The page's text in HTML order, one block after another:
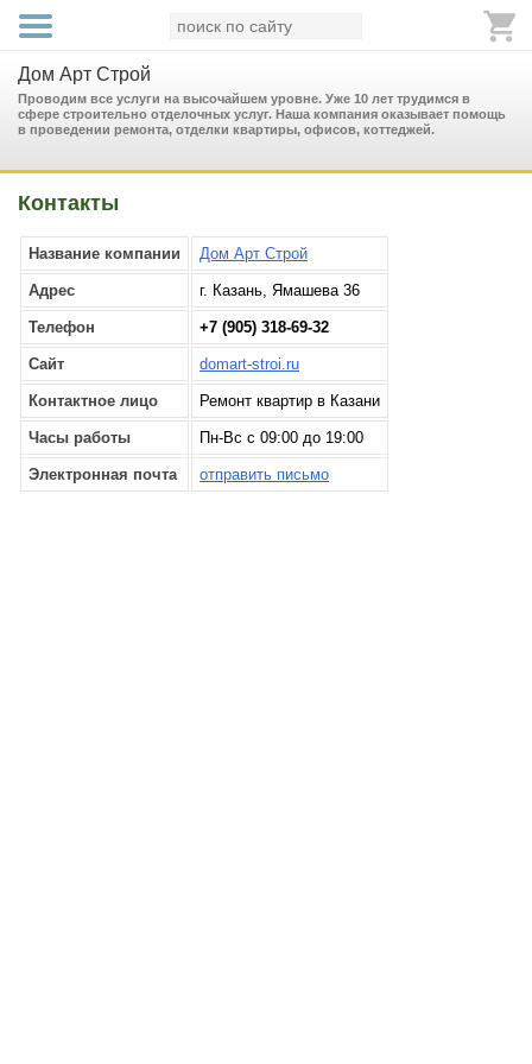
Дом Арт Строй
Проводим все услуги на высочайшем уровне. Уже 10 лет трудимся в
сфере строительно отделочных услуг. Наша компания оказывает помощь
в проведении ремонта, отделки квартиры, офисов, коттеджей.
Контакты
Название компании Дом Арт Строй
Адрес г. Казань, Ямашева 36
Телефон +7 (905) 318-69-32
Сайт domart-stroi.ru
Контактное лицо Ремонт квартир в Казани
Часы работы Пн-Вс с 09:00 до 19:00
Электронная почта отправить письмо